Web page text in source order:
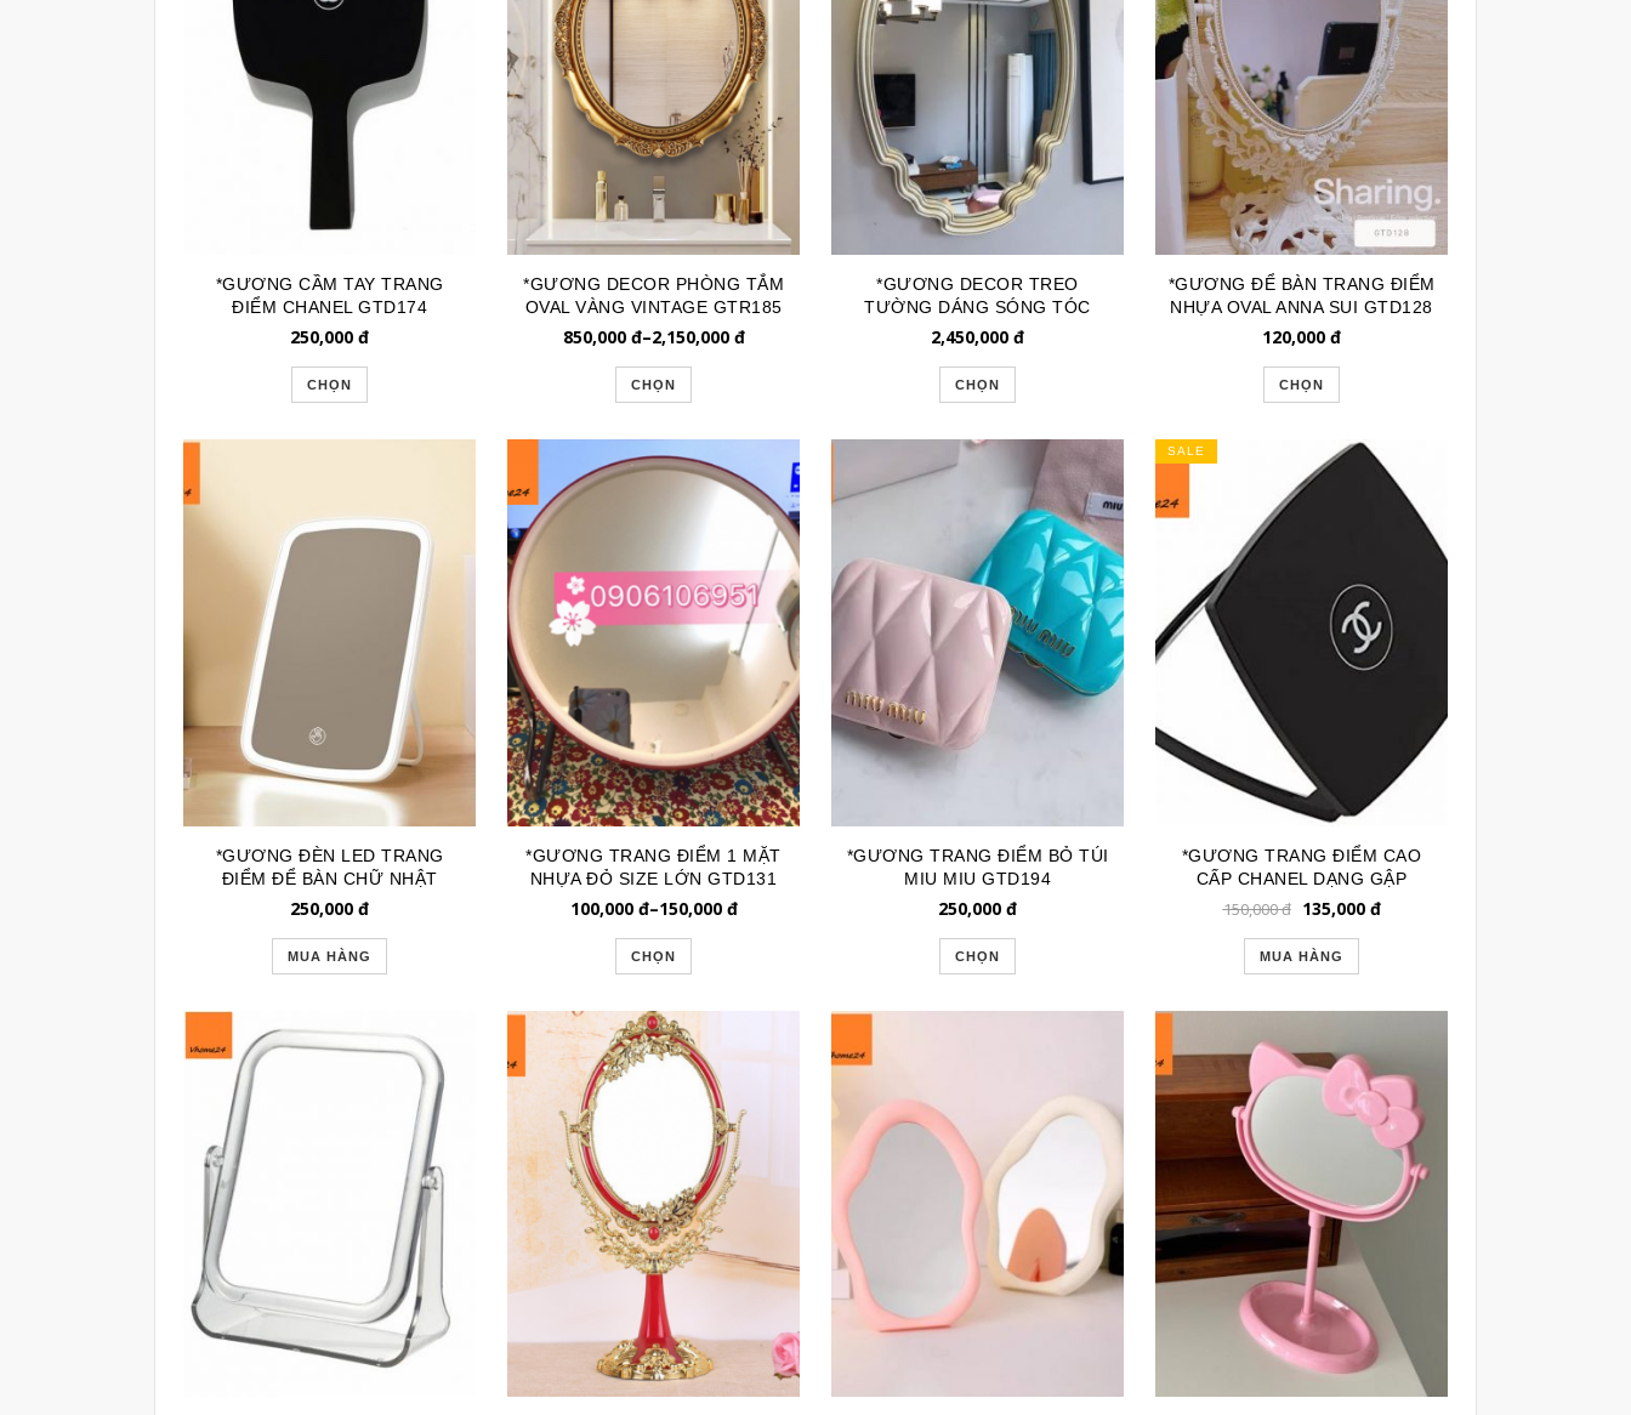
*GƯƠNG CẦM TAY TRANG
ĐIỂM CHANEL GTD174
250,000 đ
CHỌN
*GƯƠNG DECOR PHÒNG TẮM
OVAL VÀNG VINTAGE GTR185
850,000đ–2,150,000đ
CHỌN
*GƯƠNG DECOR TREO
TƯỜNG DÁNG SÓNG TÓC
GTR171
2,450,000 đ
CHỌN
*GƯƠNG ĐỂ BÀN TRANG ĐIỂM
NHỰA OVAL ANNA SUI GTD128
120,000 đ
CHỌN
*GƯƠNG ĐÈN LED TRANG
ĐIỂM ĐỂ BÀN CHỮ NHẬT
TRẮNG CHÂN GẬP GTD151A
250,000 đ
MUA HÀNG
*GƯƠNG TRANG ĐIỂM 1 MẶT
NHỰA ĐỎ SIZE LỚN GTD131
100,000đ–150,000đ
CHỌN
*GƯƠNG TRANG ĐIỂM BỎ TÚI
MIU MIU GTD194
250,000 đ
CHỌN
SALE
*GƯƠNG TRANG ĐIỂM CAO
CẤP CHANEL DẠNG GẬP
GTD175
150,000đ 135,000đ
MUA HÀNG